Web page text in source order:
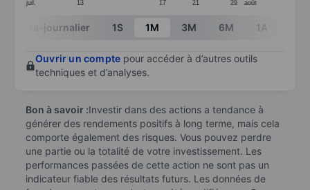
juil. 13 17 21 29 août
End of interactive chart.
Intra-journalier 1S 1M 3M 6M 1A
Ouvrir un compte pour accéder à d’autres outils
techniques et d’analyses.
Bon à savoir :Investir dans des actions a tendance à
générer des rendements positifs à long terme, mais cela
comporte également des risques. Vous pouvez perdre
une partie ou la totalité de votre investissement. Les
performances passées de cette action ne sont pas un
indicateur fiable des résultats futurs. Les données de